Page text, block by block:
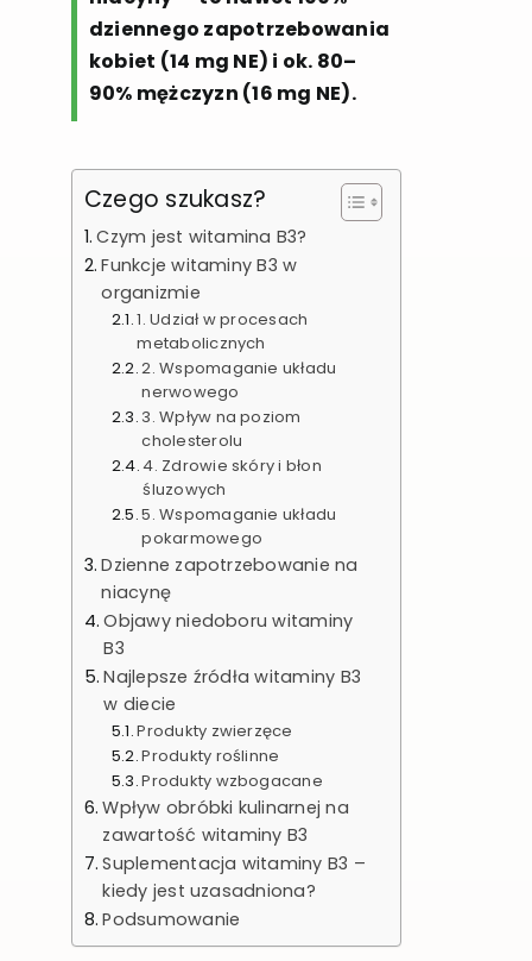
dziennego zapotrzebowania
kobiet (14 mg NE) i ok. 80–
90% mężczyzn (16 mg NE).
Czego szukasz?
Czym jest witamina B3?
Funkcje witaminy B3 w
organizmie
1. Udział w procesach
metabolicznych
2. Wspomaganie układu
nerwowego
3. Wpływ na poziom
cholesterolu
4. Zdrowie skóry i błon
śluzowych
5. Wspomaganie układu
pokarmowego
Dzienne zapotrzebowanie na
niacynę
Objawy niedoboru witaminy
B3
Najlepsze źródła witaminy B3
w diecie
Produkty zwierzęce
Produkty roślinne
Produkty wzbogacane
Wpływ obróbki kulinarnej na
zawartość witaminy B3
Suplementacja witaminy B3 –
kiedy jest uzasadniona?
Podsumowanie